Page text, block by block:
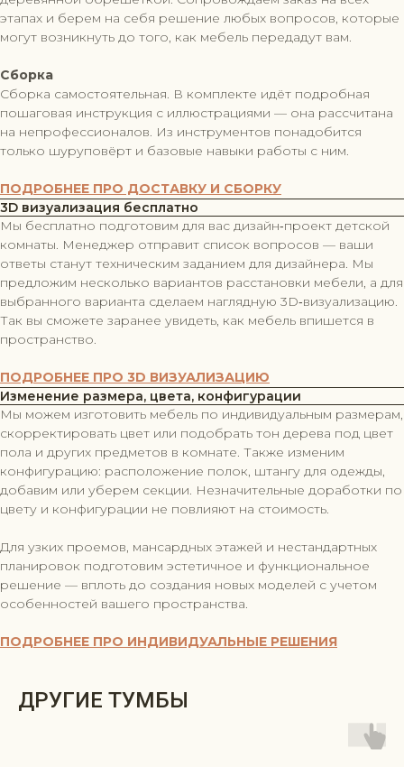
этапах и берем на себя решение любых вопросов, которые
могут возникнуть до того, как мебель передадут вам.
Сборка
Сборка самостоятельная. В комплекте идёт подробная
пошаговая инструкция с иллюстрациями — она рассчитана
на непрофессионалов. Из инструментов понадобится
только шуруповёрт и базовые навыки работы с ним.
ПОДРОБНЕЕ ПРО ДОСТАВКУ И СБОРКУ
3D визуализация бесплатно
Мы бесплатно подготовим для вас дизайн‑проект детской
комнаты. Менеджер отправит список вопросов — ваши
ответы станут техническим заданием для дизайнера. Мы
предложим несколько вариантов расстановки мебели, а для
выбранного варианта сделаем наглядную 3D‑визуализацию.
Так вы сможете заранее увидеть, как мебель впишется в
пространство.
ПОДРОБНЕЕ ПРО 3D ВИЗУАЛИЗАЦИЮ
Изменение размера, цвета, конфигурации
Мы можем изготовить мебель по индивидуальным размерам,
скорректировать цвет или подобрать тон дерева под цвет
пола и других предметов в комнате. Также изменим
конфигурацию: расположение полок, штангу для одежды,
добавим или уберем секции. Незначительные доработки по
цвету и конфигурации не повлияют на стоимость.
Для узких проемов, мансардных этажей и нестандартных
планировок подготовим эстетичное и функциональное
решение — вплоть до создания новых моделей с учетом
особенностей вашего пространства.
ПОДРОБНЕЕ ПРО ИНДИВИДУАЛЬНЫЕ РЕШЕНИЯ
ДРУГИЕ ТУМБЫ